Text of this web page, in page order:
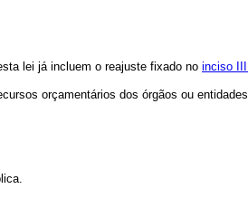
lei já incluem o reajuste fixado no inciso III
orçamentários dos órgãos ou